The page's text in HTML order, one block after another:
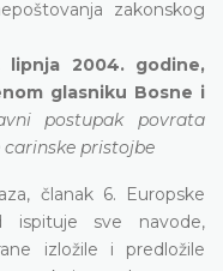
zakonskog
lipnja 2004. godine,
glasniku Bosne i
postupak povrata
pristojbe
članak 6. Europske
ispituje sve navode,
izložile i predložile